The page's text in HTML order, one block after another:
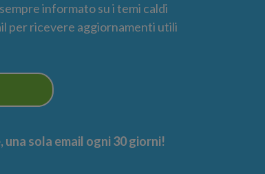
informato su i temi caldi
per ricevere aggiornamenti utili
sola email ogni 30 giorni!